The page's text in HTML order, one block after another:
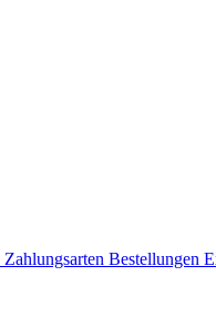
Zahlungsarten Bestellungen